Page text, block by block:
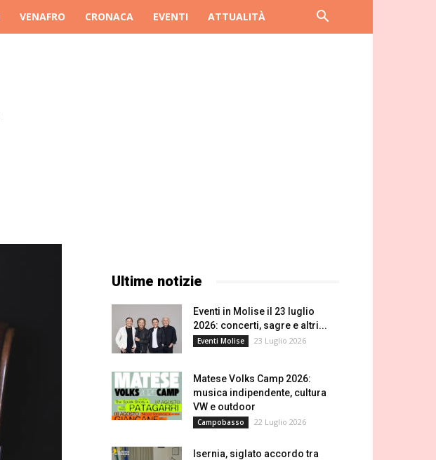
VENAFRO CRONACA EVENTI ATTUALITÀ
Ultime notizie
Eventi in Molise il 23 luglio
2026: concerti, sagre e altri...
Eventi Molise 23 Luglio 2026
Matese Volks Camp 2026:
musica indipendente, cultura
VW e outdoor
Campobasso 22 Luglio 2026
Isernia, siglato accordo tra